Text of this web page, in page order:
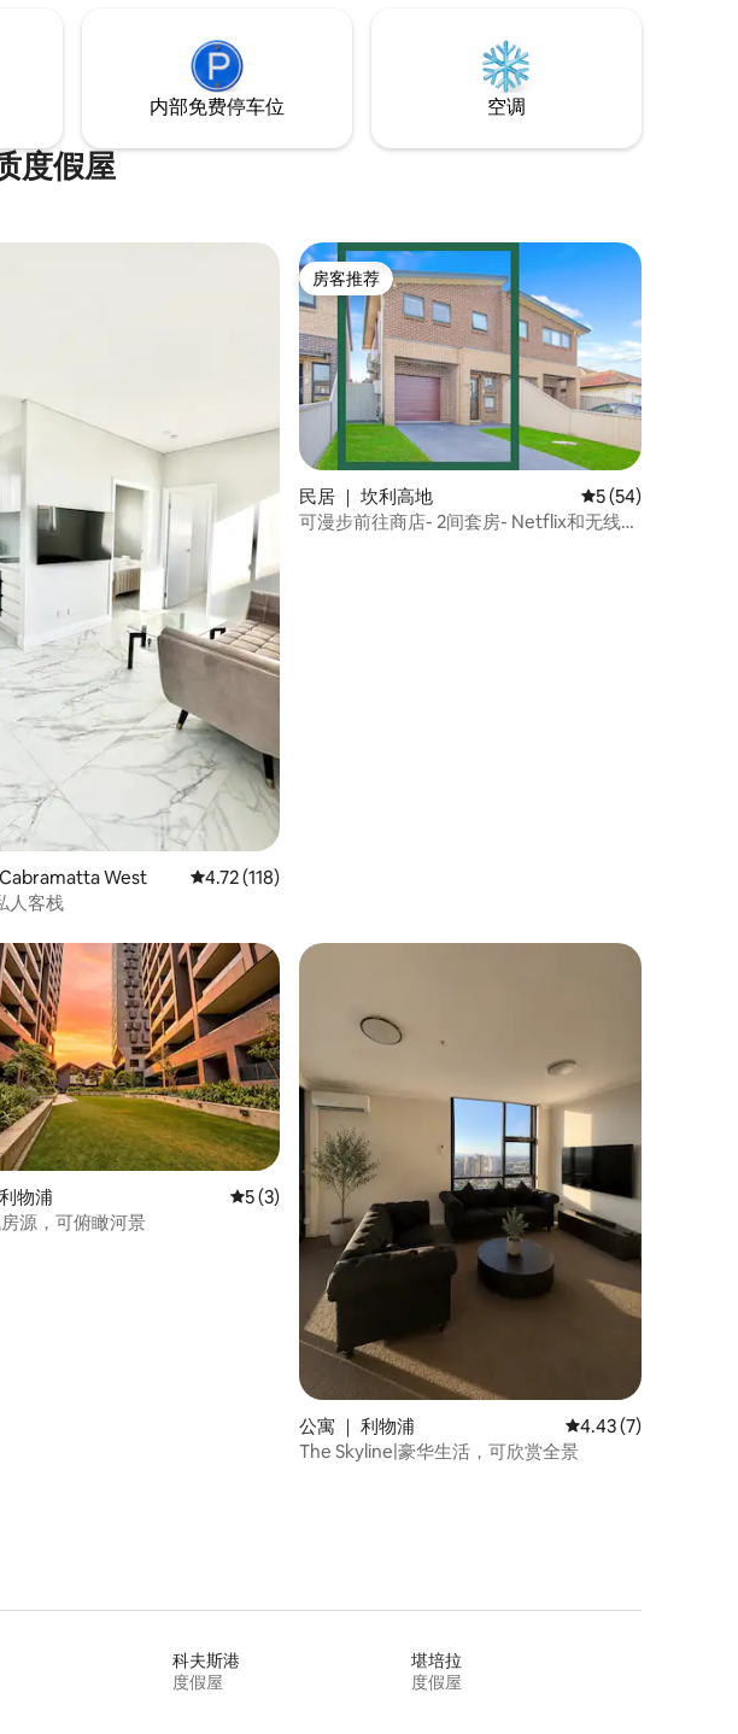
止举办派对。
供干净的床单和毛巾。 禁止举办派对和携
内部免费停车位 空调
度假屋
5 分），共 3 条评价
West 平均评分 4.72 分（满分 5 分），共 118 条评价
4.72 (118)
人客栈
房客推荐
房客推荐
民居 ｜ 坎利高地 平均评分 5 分（满
5 (54)
可漫步前往商店- 2间套房- Netflix和无线网
5 分），共 266 条评价
物浦 平均评分 5 分（满分 5 分），共 3 条评价
5 (3)
源，可俯瞰河景
公寓 ｜ 利物浦 平均评分 4.43 分（
4.43 (7)
The Skyline|豪华生活，可欣赏全景
科夫斯港
度假屋
堪培拉
度假屋